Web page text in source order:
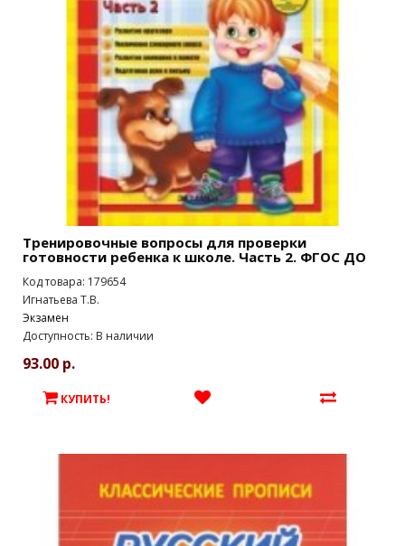
Тренировочные вопросы для проверки
готовности ребенка к школе. Часть 2. ФГОС ДО
Код товара: 179654
Игнатьева Т.В.
Экзамен
Доступность: В наличии
93.00 р.
КУПИТЬ!